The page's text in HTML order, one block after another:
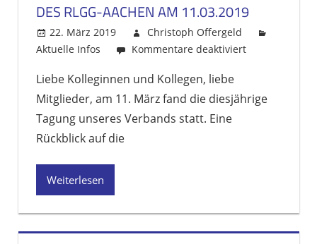
DES RLGG-AACHEN AM 11.03.2019
22. März 2019
Christoph Offergeld
Aktuelle Infos
Kommentare deaktiviert
die
Liebe Kolleginnen und Kollegen, liebe
Mitglieder, am 11. März fand die diesjährige
Tagung unseres Verbands statt. Eine
Rückblick auf die
Weiterlesen